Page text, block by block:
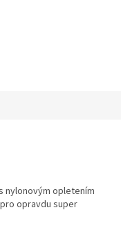
nylonovým opletením
opravdu super